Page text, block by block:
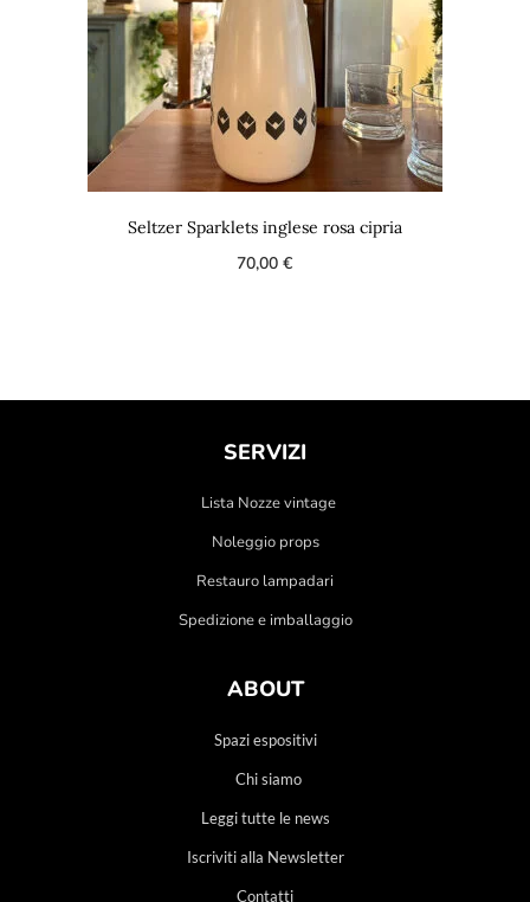
Seltzer Sparklets inglese rosa cipria
70,00€
SERVIZI
Lista Nozze vintage
Noleggio props
Restauro lampadari
Spedizione e imballaggio
ABOUT
Spazi espositivi
Chi siamo
Leggi tutte le news
Iscriviti alla Newsletter
Contatti